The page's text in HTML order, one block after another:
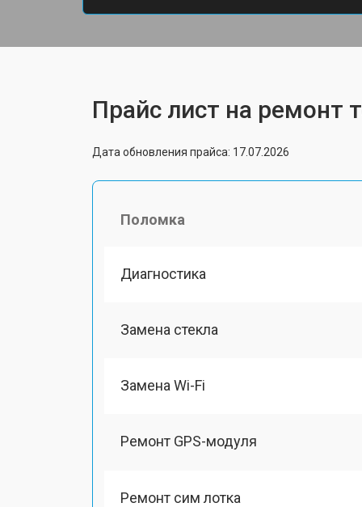
Прайс лист на ремонт
Дата обновления прайса: 17.07.2026
Поломка
Диагностика
Замена стекла
Замена Wi-Fi
Ремонт GPS-модуля
Ремонт сим лотка